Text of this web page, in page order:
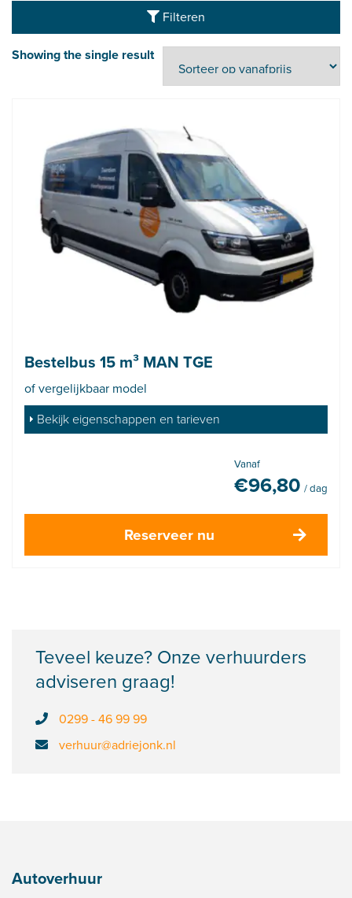
Filteren
Showing the single result
Bestelbus 15 m³ MAN TGE
of vergelijkbaar model
Bekijk eigenschappen en tarieven
Vanaf
€96,80 / dag
Reserveer nu
Teveel keuze? Onze verhuurders
adviseren graag!
0299 - 46 99 99
verhuur@adriejonk.nl
Autoverhuur